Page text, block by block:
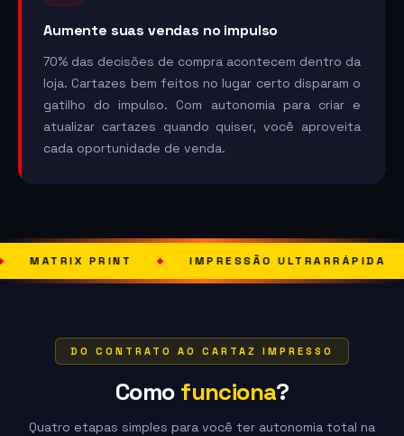
Aumente suas vendas no impulso
70% das decisões de compra acontecem dentro da
loja. Cartazes bem feitos no lugar certo disparam o
gatilho do impulso. Com autonomia para criar e
atualizar cartazes quando quiser, você aproveita
cada oportunidade de venda.
◆ IMPRESSÃO ULTRARRÁPIDA ◆
DO CONTRATO AO CARTAZ IMPRESSO
Como funciona?
Quatro etapas simples para você ter autonomia total na